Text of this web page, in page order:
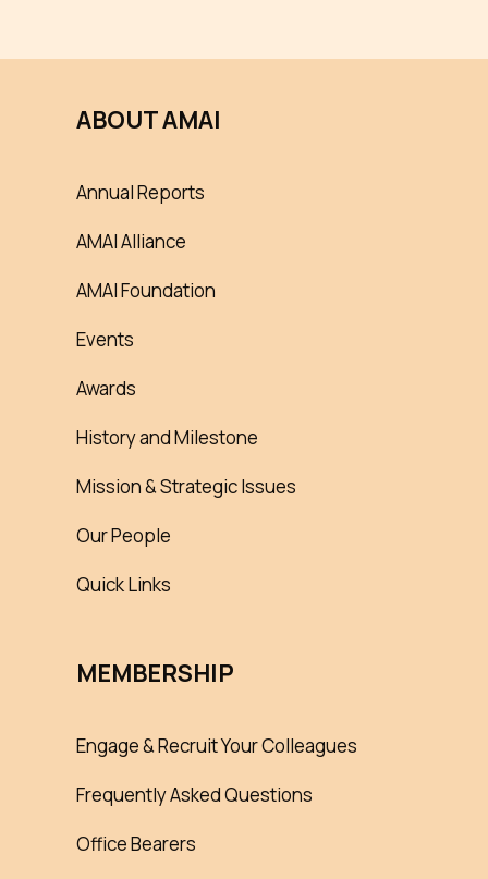
herospin
ABOUT AMAI
Annual Reports
AMAI Alliance
AMAI Foundation
Events
Awards
History and Milestone
Mission & Strategic Issues
Our People
Quick Links
MEMBERSHIP
Engage & Recruit Your Colleagues
Frequently Asked Questions
Office Bearers